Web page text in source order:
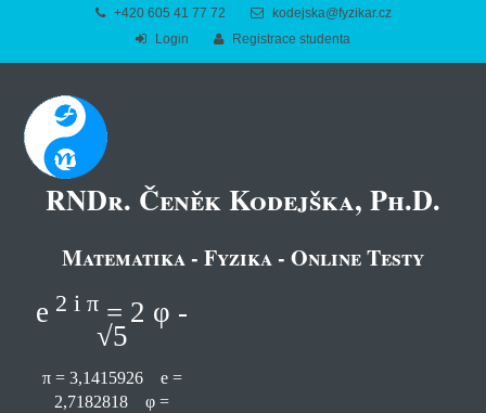
+420 605 41 77 72
kodejska@fyzikar.cz
Login
Registrace studenta
RNDr. Čeněk Kodejška, Ph.D.
Matematika - Fyzika - Online Testy
e 2 i π = 2 φ -
√5
π = 3,1415926 e =
2,7182818 φ =